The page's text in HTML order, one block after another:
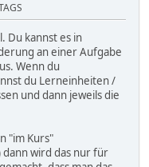
Du kannst es in
an einer Aufgabe
Wenn du
du Lerneinheiten /
und dann jeweils die
"im Kurs"
wird das nur für